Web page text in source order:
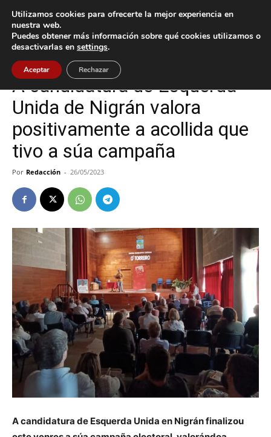
Inicio Nigrán
Nigrán
A candidatura de Esquerda
Unida de Nigrán valora
positivamente a acollida que
tivo a súa campaña
Por Redacción - 26/05/2023
A candidatura de Esquerda Unida en Nigrán finalizou
Utilizamos cookies para ofrecerte la mejor experiencia en
nuestra web.
Puedes obtener más información sobre qué cookies utilizamos o
desactivarlas en settings.
Aceptar Rechazar